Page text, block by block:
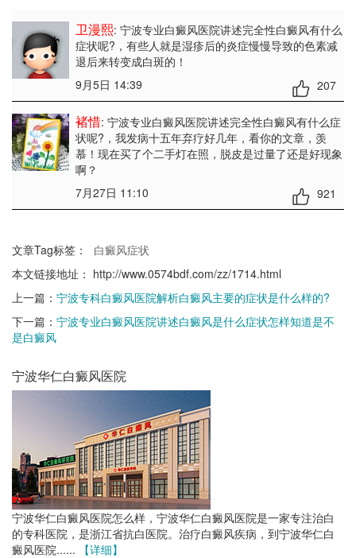
卫漫熙: 宁波专业白癜风医院讲述完全性白癜风有什么
症状呢? ，有些人就是湿疹后的炎症慢慢导致的色素减
退后来转变成白斑的！
9月5日 14:39
207
褚惜: 宁波专业白癜风医院讲述完全性白癜风有什么症
状呢? ，我发病十五年弃疗好几年，看你的文章，羡
慕！现在买了个二手灯在照，脱皮是过量了还是好现象
啊？
7月27日 11:10
921
文章Tag标签：
白癜风症状
本文链接地址： http://www.0574bdf.com/zz/1714.html
上一篇： 宁波专科白癜风医院解析白癜风主要的症状是什么样的?
下一篇： 宁波专业白癜风医院讲述白癜风是什么症状怎样知道是不
是白癜风
宁波华仁白癜风医院
宁波华仁白癜风医院怎么样，宁波华仁白癜风医院是一家专注治白
的专科医院，是浙江省抗白医院。治疗白癜风疾病，到宁波华仁白
癜风医院......
【详细】